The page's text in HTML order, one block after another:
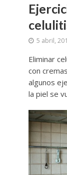
5 abril,
Eliminar
con
algunos
la piel se